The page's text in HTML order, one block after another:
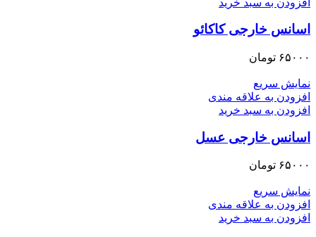
اسانس خارجی کاکائو
۶۵۰۰۰ تومان
نمایش سریع
افزودن به علاقه مندی
افزودن به سبد خرید
اسانس خارجی عسل
۶۵۰۰۰ تومان
نمایش سریع
افزودن به علاقه مندی
افزودن به سبد خرید